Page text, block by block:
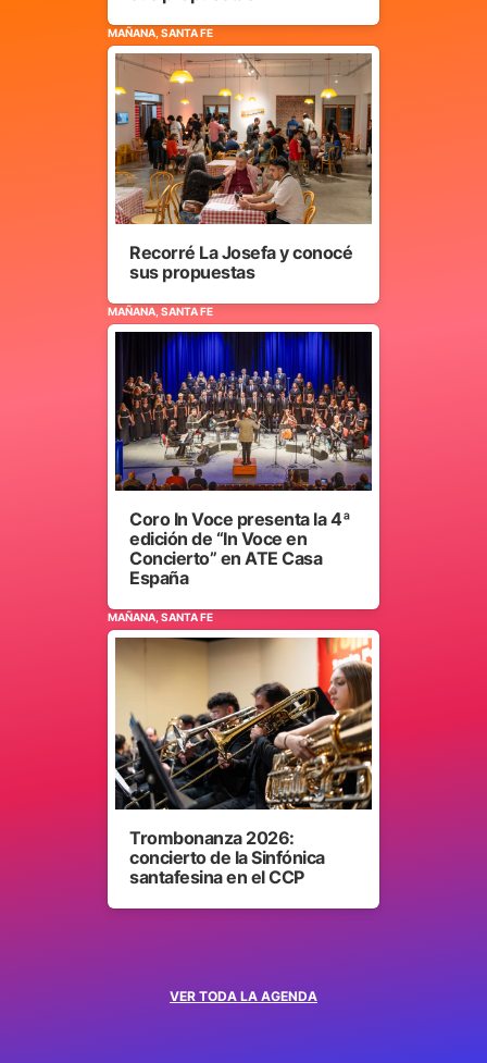
VER TODA LA AGENDA
MAÑANA, SANTA FE
Recorré La Josefa y conocé
sus propuestas
MAÑANA, SANTA FE
Coro In Voce presenta la 4ª
edición de “In Voce en
Concierto” en ATE Casa
España
MAÑANA, SANTA FE
Trombonanza 2026:
concierto de la Sinfónica
santafesina en el CCP